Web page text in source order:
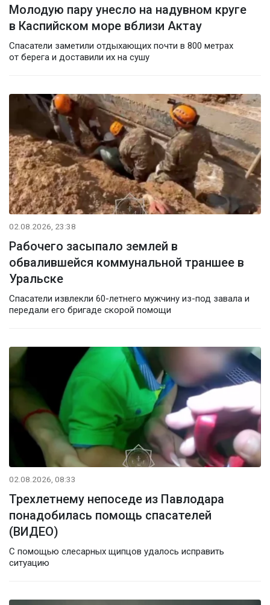
Молодую пару унесло на надувном круге
в Каспийском море вблизи Актау
Спасатели заметили отдыхающих почти в 800 метрах
от берега и доставили их на сушу
02.08.2026, 23:38
Рабочего засыпало землей в
обвалившейся коммунальной траншее в
Уральске
Спасатели извлекли 60-летнего мужчину из-под завала и
передали его бригаде скорой помощи
02.08.2026, 08:33
Трехлетнему непоседе из Павлодара
понадобилась помощь спасателей
(ВИДЕО)
С помощью слесарных щипцов удалось исправить
ситуацию